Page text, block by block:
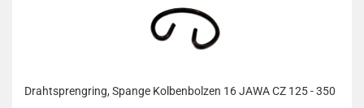
Drahtsprengring, Spange Kolbenbolzen 16 JAWA CZ 125 - 350